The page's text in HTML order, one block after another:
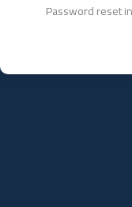
Password reset